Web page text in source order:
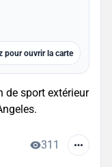
pour ouvrir la carte
de sport extérieur
311